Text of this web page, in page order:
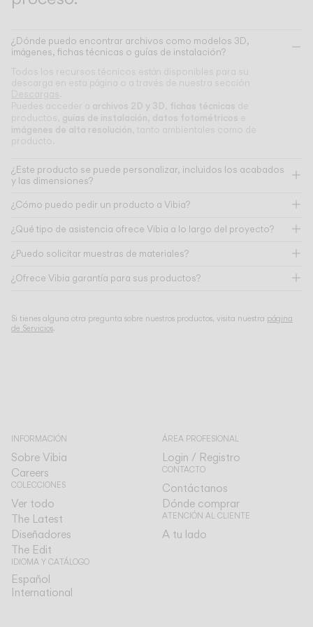
¿Dónde puedo encontrar archivos como modelos 3D,
imágenes, fichas técnicas o guías de instalación?
Todos los recursos técnicos están disponibles para su
descarga en esta página o a través de nuestra sección
Descargas
Puedes acceder a archivos 2D y 3D fichas técnicas de
productos, guías de instalación datos fotométricos e
imágenes de alta resolución , tanto ambientales como de
producto.
¿Este producto se puede personalizar, incluidos los acabados
y las dimensiones?
¿Cómo puedo pedir un producto a Vibia?
¿Qué tipo de asistencia ofrece Vibia a lo largo del proyecto?
¿Puedo solicitar muestras de materiales?
¿Ofrece Vibia garantía para sus productos?
Si tienes alguna otra pregunta sobre nuestros productos, visita nuestra página
de Servicios.
INFORMACIÓN
Sobre Vibia
Careers
COLECCIONES
Ver todo
The Latest
Diseñadores
The Edit
IDIOMA Y CATÁLOGO
Español
International
ÁREA PROFESIONAL
Login / Registro
CONTACTO
Contáctanos
Dónde comprar
ATENCIÓN AL CLIENTE
A tu lado